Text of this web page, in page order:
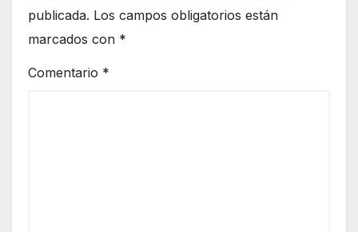
publicada. Los campos obligatorios están
marcados con *
Comentario *